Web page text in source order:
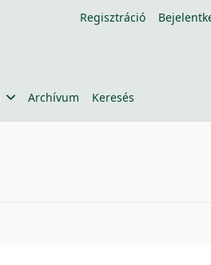
Regisztráció
Archívum Keresés